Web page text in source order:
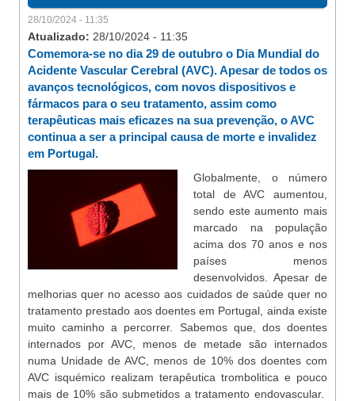
28/10/2024 - 11:35
Atualizado: 28/10/2024 - 11:35
Comemora-se no dia 29 de outubro o Dia Mundial do
Acidente Vascular Cerebral (AVC). Apesar de todos os
avanços tecnológicos, com novos dispositivos e
fármacos para o seu tratamento, assim como
terapêuticas mais eficazes na sua prevenção, o AVC
continua a ser a principal causa de morte e invalidez
em Portugal.
Globalmente, o número
total de AVC aumentou,
sendo este aumento mais
marcado na população
acima dos 70 anos e nos
países menos
desenvolvidos. Apesar de
melhorias quer no acesso aos cuidados de saúde quer no
tratamento prestado aos doentes em Portugal, ainda existe
muito caminho a percorrer. Sabemos que, dos doentes
internados por AVC, menos de metade são internados
numa Unidade de AVC, menos de 10% dos doentes com
AVC isquémico realizam terapêutica trombolitica e pouco
mais de 10% são submetidos a tratamento endovascular.